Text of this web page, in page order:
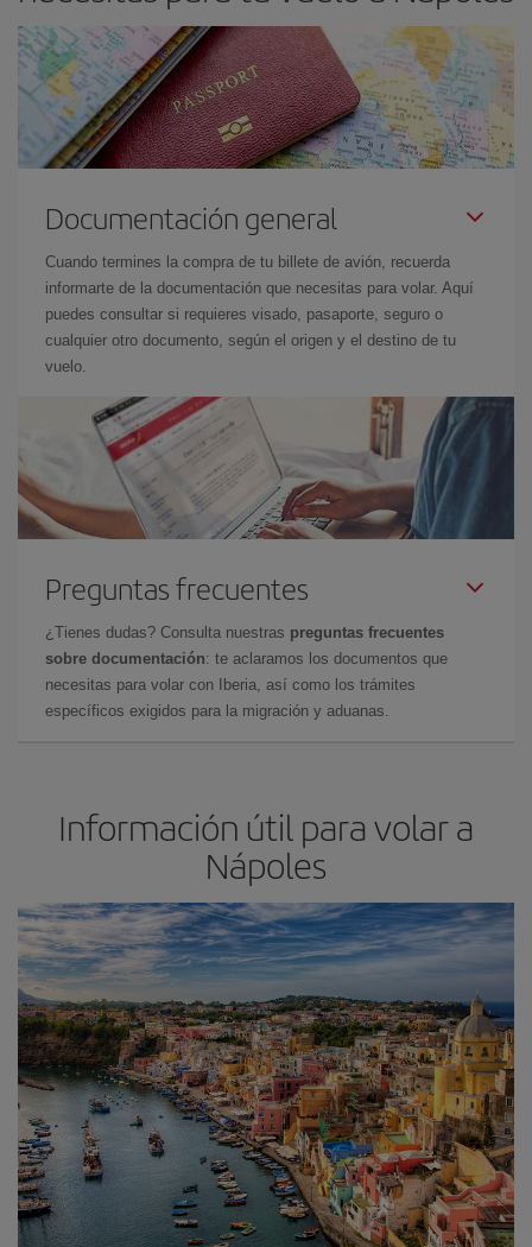
Documentación general
Cuando termines la compra de tu billete de avión, recuerda
informarte de la documentación que necesitas para volar. Aquí
puedes consultar si requieres visado, pasaporte, seguro o
cualquier otro documento, según el origen y el destino de tu
vuelo.
Preguntas frecuentes
¿Tienes dudas? Consulta nuestras preguntas frecuentes
sobre documentación: te aclaramos los documentos que
necesitas para volar con Iberia, así como los trámites
específicos exigidos para la migración y aduanas.
Información útil para volar a
Nápoles